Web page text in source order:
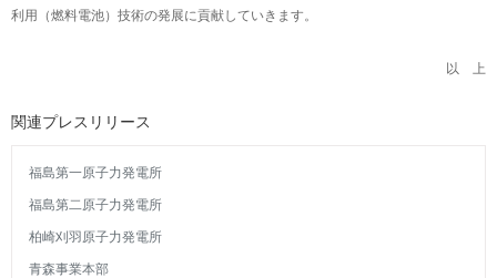
利用（燃料電池）技術の発展に貢献していきます。
以 上
関連プレスリリース
福島第一原子力発電所
福島第二原子力発電所
柏崎刈羽原子力発電所
青森事業本部